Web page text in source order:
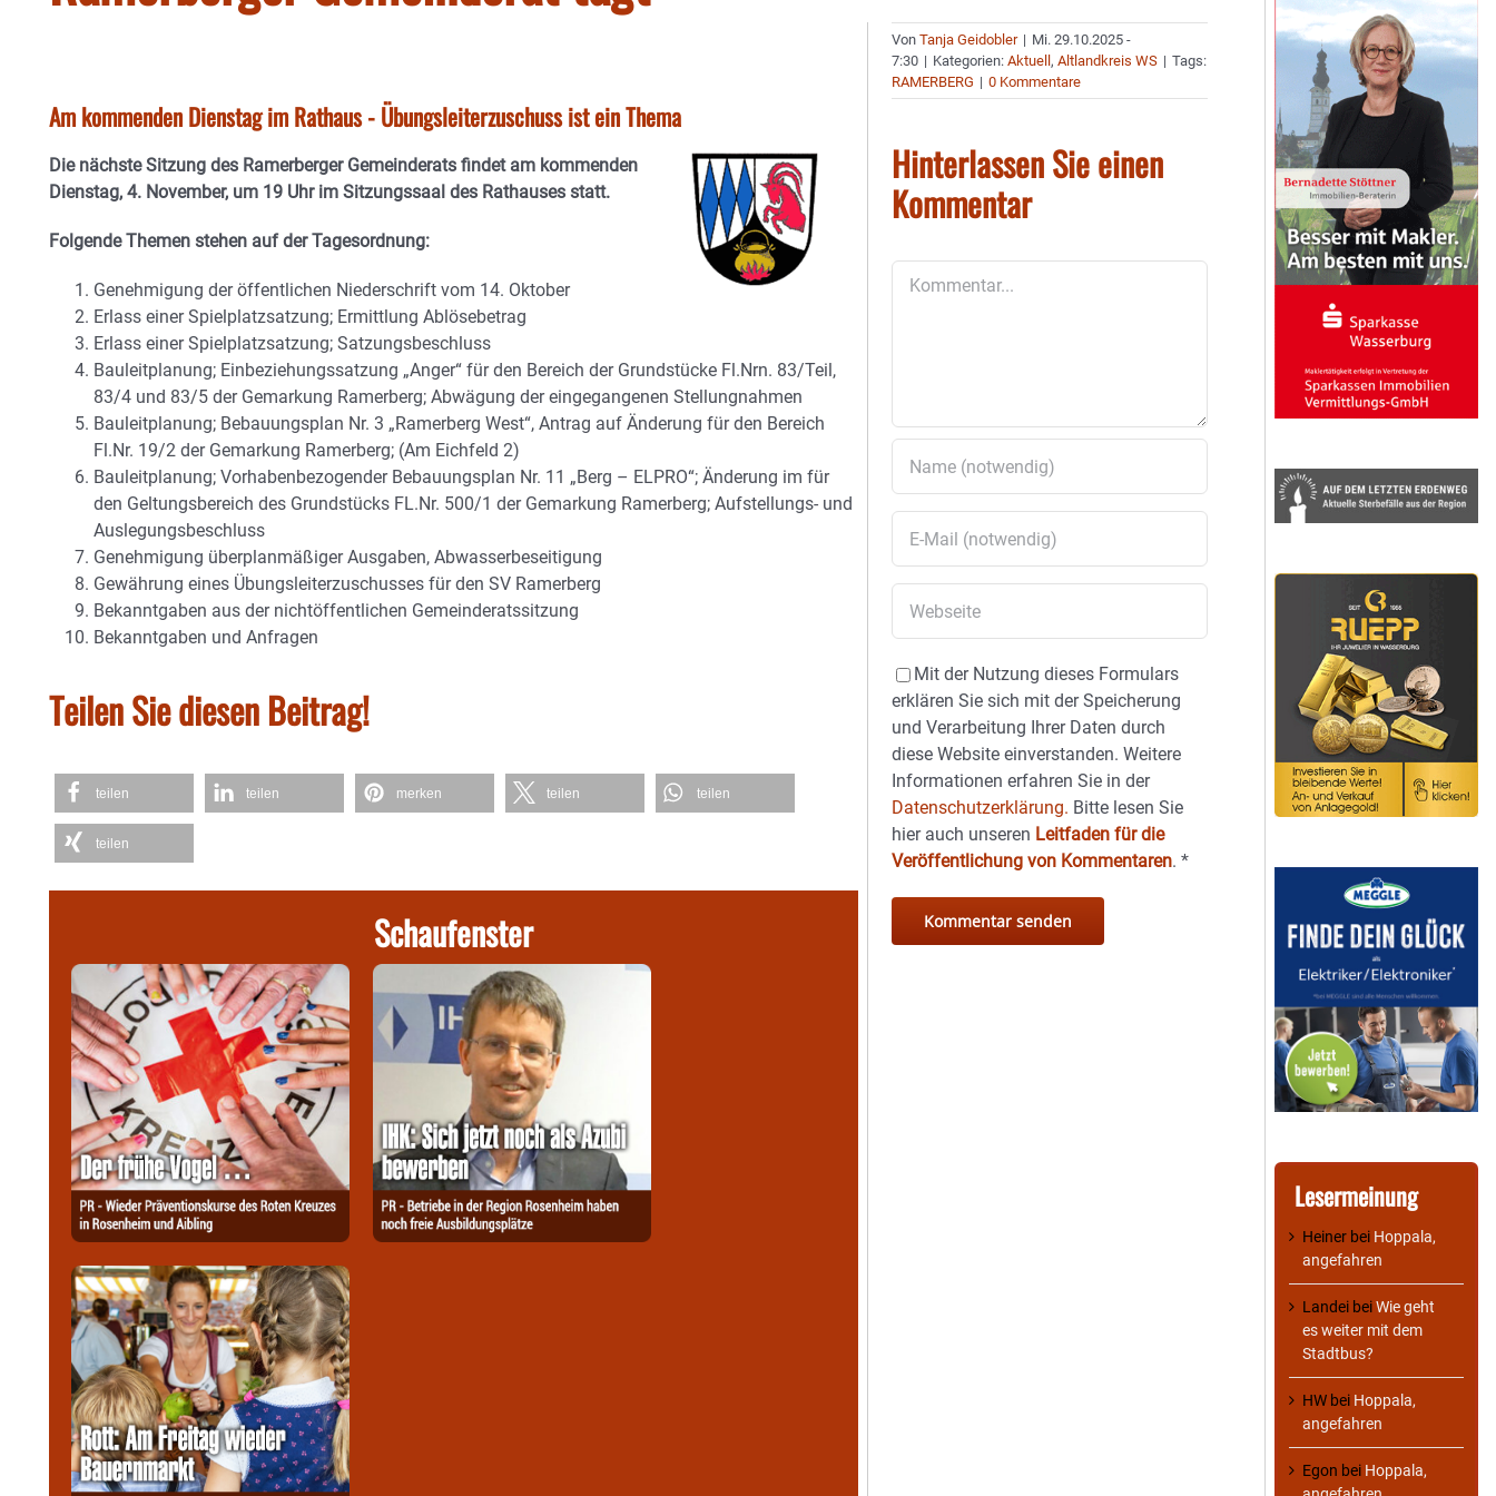
Am kommenden Dienstag im Rathaus - Übungsleiterzuschuss ist ein Thema
Die nächste Sitzung des Ramerberger Gemeinderats findet am kommenden
Dienstag, 4. November, um 19 Uhr im Sitzungssaal des Rathauses statt.
Folgende Themen stehen auf der Tagesordnung:
Genehmigung der öffentlichen Niederschrift vom 14. Oktober
Erlass einer Spielplatzsatzung; Ermittlung Ablösebetrag
Erlass einer Spielplatzsatzung; Satzungsbeschluss
Bauleitplanung; Einbeziehungssatzung „Anger“ für den Bereich der Grundstücke Fl.Nrn. 83/Teil,
83/4 und 83/5 der Gemarkung Ramerberg; Abwägung der eingegangenen Stellungnahmen
Bauleitplanung; Bebauungsplan Nr. 3 „Ramerberg West“, Antrag auf Änderung für den Bereich
Fl.Nr. 19/2 der Gemarkung Ramerberg; (Am Eichfeld 2)
Bauleitplanung; Vorhabenbezogender Bebauungsplan Nr. 11 „Berg – ELPRO“; Änderung im für
den Geltungsbereich des Grundstücks FL.Nr. 500/1 der Gemarkung Ramerberg; Aufstellungs- und
Auslegungsbeschluss
Genehmigung überplanmäßiger Ausgaben, Abwasserbeseitigung
Gewährung eines Übungsleiterzuschusses für den SV Ramerberg
Bekanntgaben aus der nichtöffentlichen Gemeinderatssitzung
Bekanntgaben und Anfragen
Teilen Sie diesen Beitrag!
teilen teilen merken teilen teilen
teilen
Schaufenster
VonTanja Geidobler | Mi. 29.10.2025 -
7:30 | Kategorien:Aktuell,Altlandkreis WS | Tags:
RAMERBERG | 0 Kommentare
Hinterlassen Sie einen
Kommentar
Mit der Nutzung dieses Formulars
erklären Sie sich mit der Speicherung
und Verarbeitung Ihrer Daten durch
diese Website einverstanden. Weitere
Informationen erfahren Sie in der
Datenschutzerklärung. Bitte lesen Sie
hier auch unseren Leitfaden für die
Veröffentlichung von Kommentaren.*
Lesermeinung
Heiner bei Hoppala,
angefahren
Landei beiWie geht
es weiter mit dem
Stadtbus?
HW bei Hoppala,
angefahren
Egon bei Hoppala,